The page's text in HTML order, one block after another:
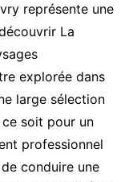
représente une
La
explorée dans
large sélection
soit pour un
professionnel
conduire une